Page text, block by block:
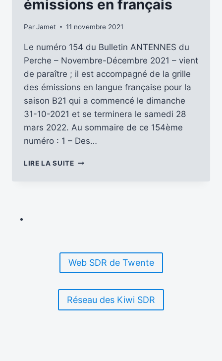
LE
ORIENT
émissions en français
ParJamet 11 novembre 2021
Le numéro 154 du Bulletin ANTENNES du
Perche – Novembre-Décembre 2021 – vient
de paraître ; il est accompagné de la grille
des émissions en langue française pour la
saison B21 qui a commencé le dimanche
31-10-2021 et se terminera le samedi 28
mars 2022. Au sommaire de ce 154ème
numéro : 1 – Des…
LIRE LA SUITEANTENNES
ÉMISSIONS
EN
FRANÇAIS
Web SDR de Twente
Réseau des Kiwi SDR